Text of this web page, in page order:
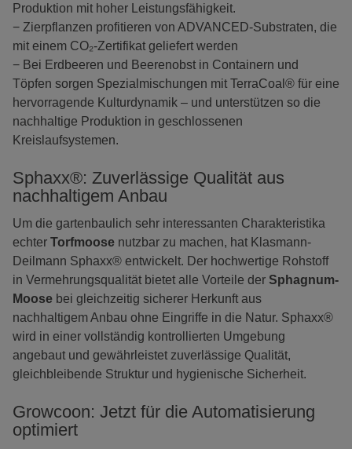
Produktion mit hoher Leistungsfähigkeit.
− Zierpflanzen profitieren von ADVANCED-Substraten, die
mit einem CO₂-Zertifikat geliefert werden
− Bei Erdbeeren und Beerenobst in Containern und
Töpfen sorgen Spezialmischungen mit TerraCoal® für eine
hervorragende Kulturdynamik – und unterstützen so die
nachhaltige Produktion in geschlossenen
Kreislaufsystemen.
Sphaxx®: Zuverlässige Qualität aus
nachhaltigem Anbau
Um die gartenbaulich sehr interessanten Charakteristika
echter Torfmoose nutzbar zu machen, hat Klasmann-
Deilmann Sphaxx® entwickelt. Der hochwertige Rohstoff
in Vermehrungsqualität bietet alle Vorteile der Sphagnum-
Moose bei gleichzeitig sicherer Herkunft aus
nachhaltigem Anbau ohne Eingriffe in die Natur. Sphaxx®
wird in einer vollständig kontrollierten Umgebung
angebaut und gewährleistet zuverlässige Qualität,
gleichbleibende Struktur und hygienische Sicherheit.
Growcoon: Jetzt für die Automatisierung
optimiert